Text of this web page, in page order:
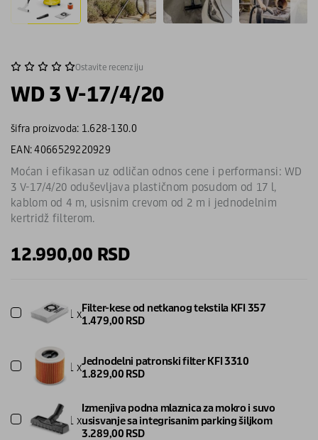
Ostavite recenziju
WD 3 V-17/4/20
šifra proizvoda: 1.628-130.0
EAN: 4066529220929
Moćan i efikasan uz odličan odnos cene i performansi: WD
3 V-17/4/20 oduševljava plastičnom posudom od 17 l,
kablom od 4 m, usisnim crevom od 2 m i jednodelnim
kertridž filterom.
12.990,00 RSD
1 xFilter-kese od netkanog tekstila KFI 357
1.479,00 RSD
1 xJednodelni patronski filter KFI 3310
1.829,00 RSD
1 x
Izmenjiva podna mlaznica za mokro i suvo
usisvanje sa integrisanim parking šiljkom
3.289,00 RSD